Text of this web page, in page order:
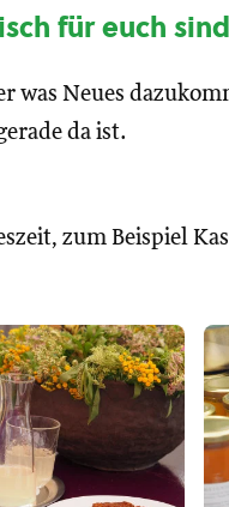
für euch
was Neues
da ist.
zum Beispiel